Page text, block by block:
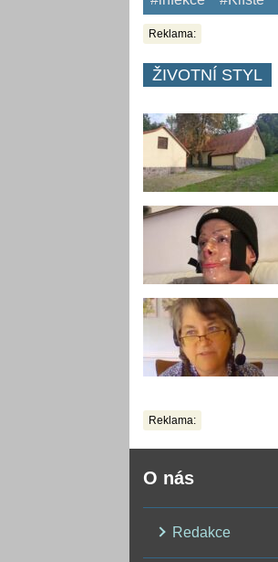
Reklama:
ŽIVOTNÍ STYL
Reklama:
O nás
Redakce